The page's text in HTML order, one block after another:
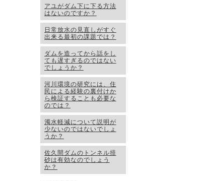
アユがダム下に下る方法
はないのですか？
日常放水の見直しがすぐ
出来る最初の課題では？
ダムを造ってから話をし
ても遅すぎるのではない
でしょうか？
河川環境の研究には、住
民による経験の裏付けか
ら検証することも必要な
のでは？
濁水軽減について説明が
少ないのではないでしょ
うか？
佐久間ダムのトンネル排
砂は有効なのでしょう
か？